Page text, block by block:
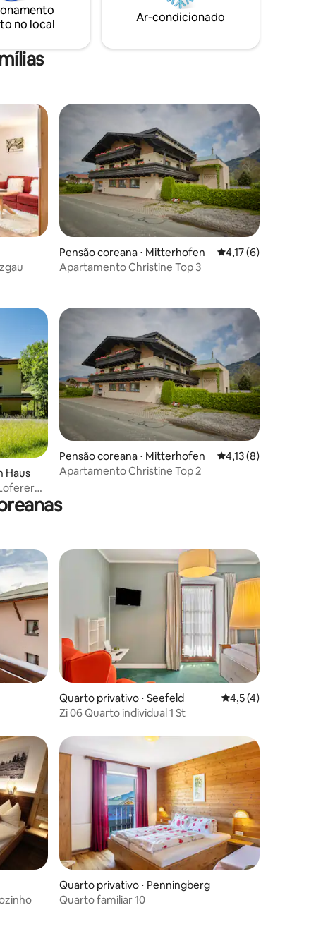
no local
Ar-condicionado
Pensão coreana ⋅ Mitterhofen 4,17 de uma
4,17 (6)
Apartamento Christine Top 3
Haus
Pensão coreana ⋅ Mitterhofen 4,13 de uma
4,13 (8)
Apartamento Christine Top 2
Quarto privativo ⋅ Seefeld 4,5 de uma
4,5 (4)
Zi 06 Quarto individual 1 St
Quarto privativo ⋅ Penningberg
Quarto familiar 10